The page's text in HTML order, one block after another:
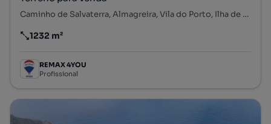
Caminho de Salvaterra, Almagreira, Vila do Porto, Ilha de Santa Maria
Preço por metro quadrado
1232 m²
REMAX 4YOU
Profissional